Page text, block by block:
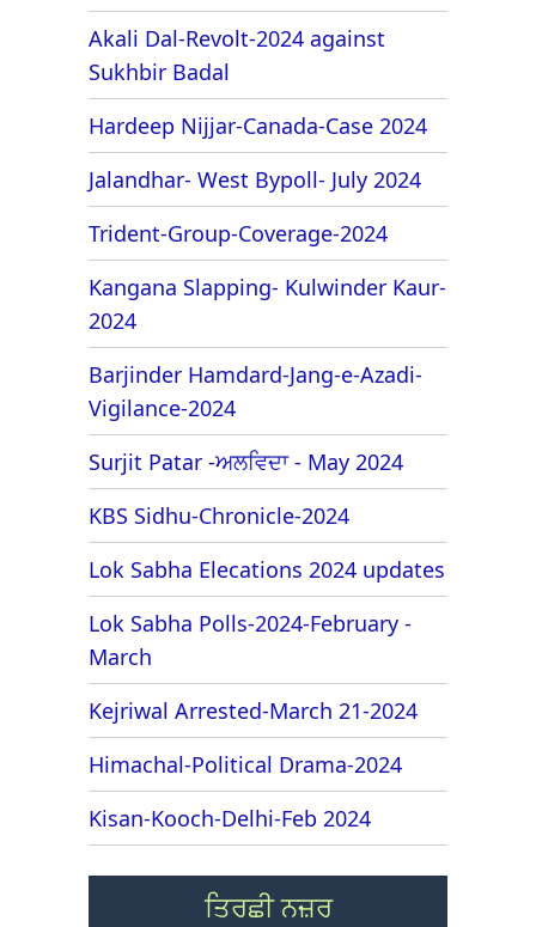
Akali Dal-Revolt-2024 against
Sukhbir Badal
Hardeep Nijjar-Canada-Case 2024
Jalandhar- West Bypoll- July 2024
Trident-Group-Coverage-2024
Kangana Slapping- Kulwinder Kaur-
2024
Barjinder Hamdard-Jang-e-Azadi-
Vigilance-2024
Surjit Patar -ਅਲਵਿਦਾ - May 2024
KBS Sidhu-Chronicle-2024
Lok Sabha Elecations 2024 updates
Lok Sabha Polls-2024-February -
March
Kejriwal Arrested-March 21-2024
Himachal-Political Drama-2024
Kisan-Kooch-Delhi-Feb 2024
ਤਿਰਛੀ ਨਜ਼ਰ